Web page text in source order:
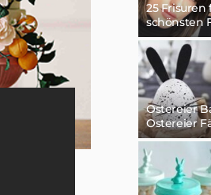
25 Frisuren
schönsten
Ostereier
Ostereier